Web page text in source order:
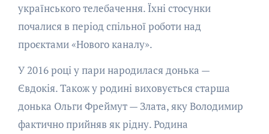
українського телебачення. Їхні стосунки
почалися в період спільної роботи над
проєктами «Нового каналу».
У 2016 році у пари народилася донька —
Євдокія. Також у родині виховується старша
донька Ольги Фреймут — Злата, яку Володимир
фактично прийняв як рідну. Родина